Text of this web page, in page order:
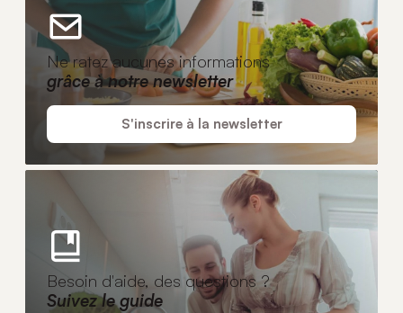
Ne ratez aucunes informations
grâce à notre newsletter
S'inscrire à la newsletter
Besoin d'aide, des questions ?
Suivez le guide